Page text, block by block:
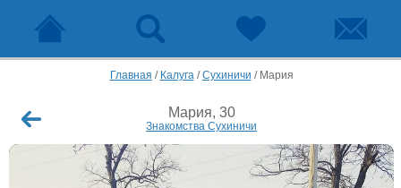
Главная / Калуга/Сухиничи / Мария
Мария, 30
Знакомства Сухиничи